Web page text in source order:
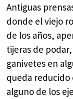
Antiguas
donde el viejo
de los años,
tijeras de
ganivetes en
queda
alguno de los